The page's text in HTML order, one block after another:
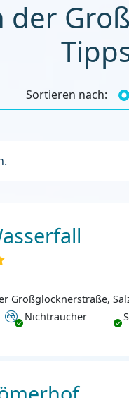
Sortieren nach:
Großglocknerstraße,
Nichtraucher
Nichtraucher